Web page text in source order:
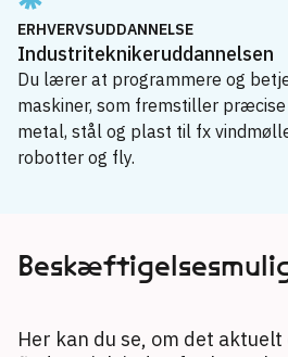
ERHVERVSUDDANNELSE
Industriteknikeruddannelsen
Du lærer at programmere og
maskiner, som fremstiller præcise
metal, stål og plast til fx
robotter og fly.
Her kan du se, om det